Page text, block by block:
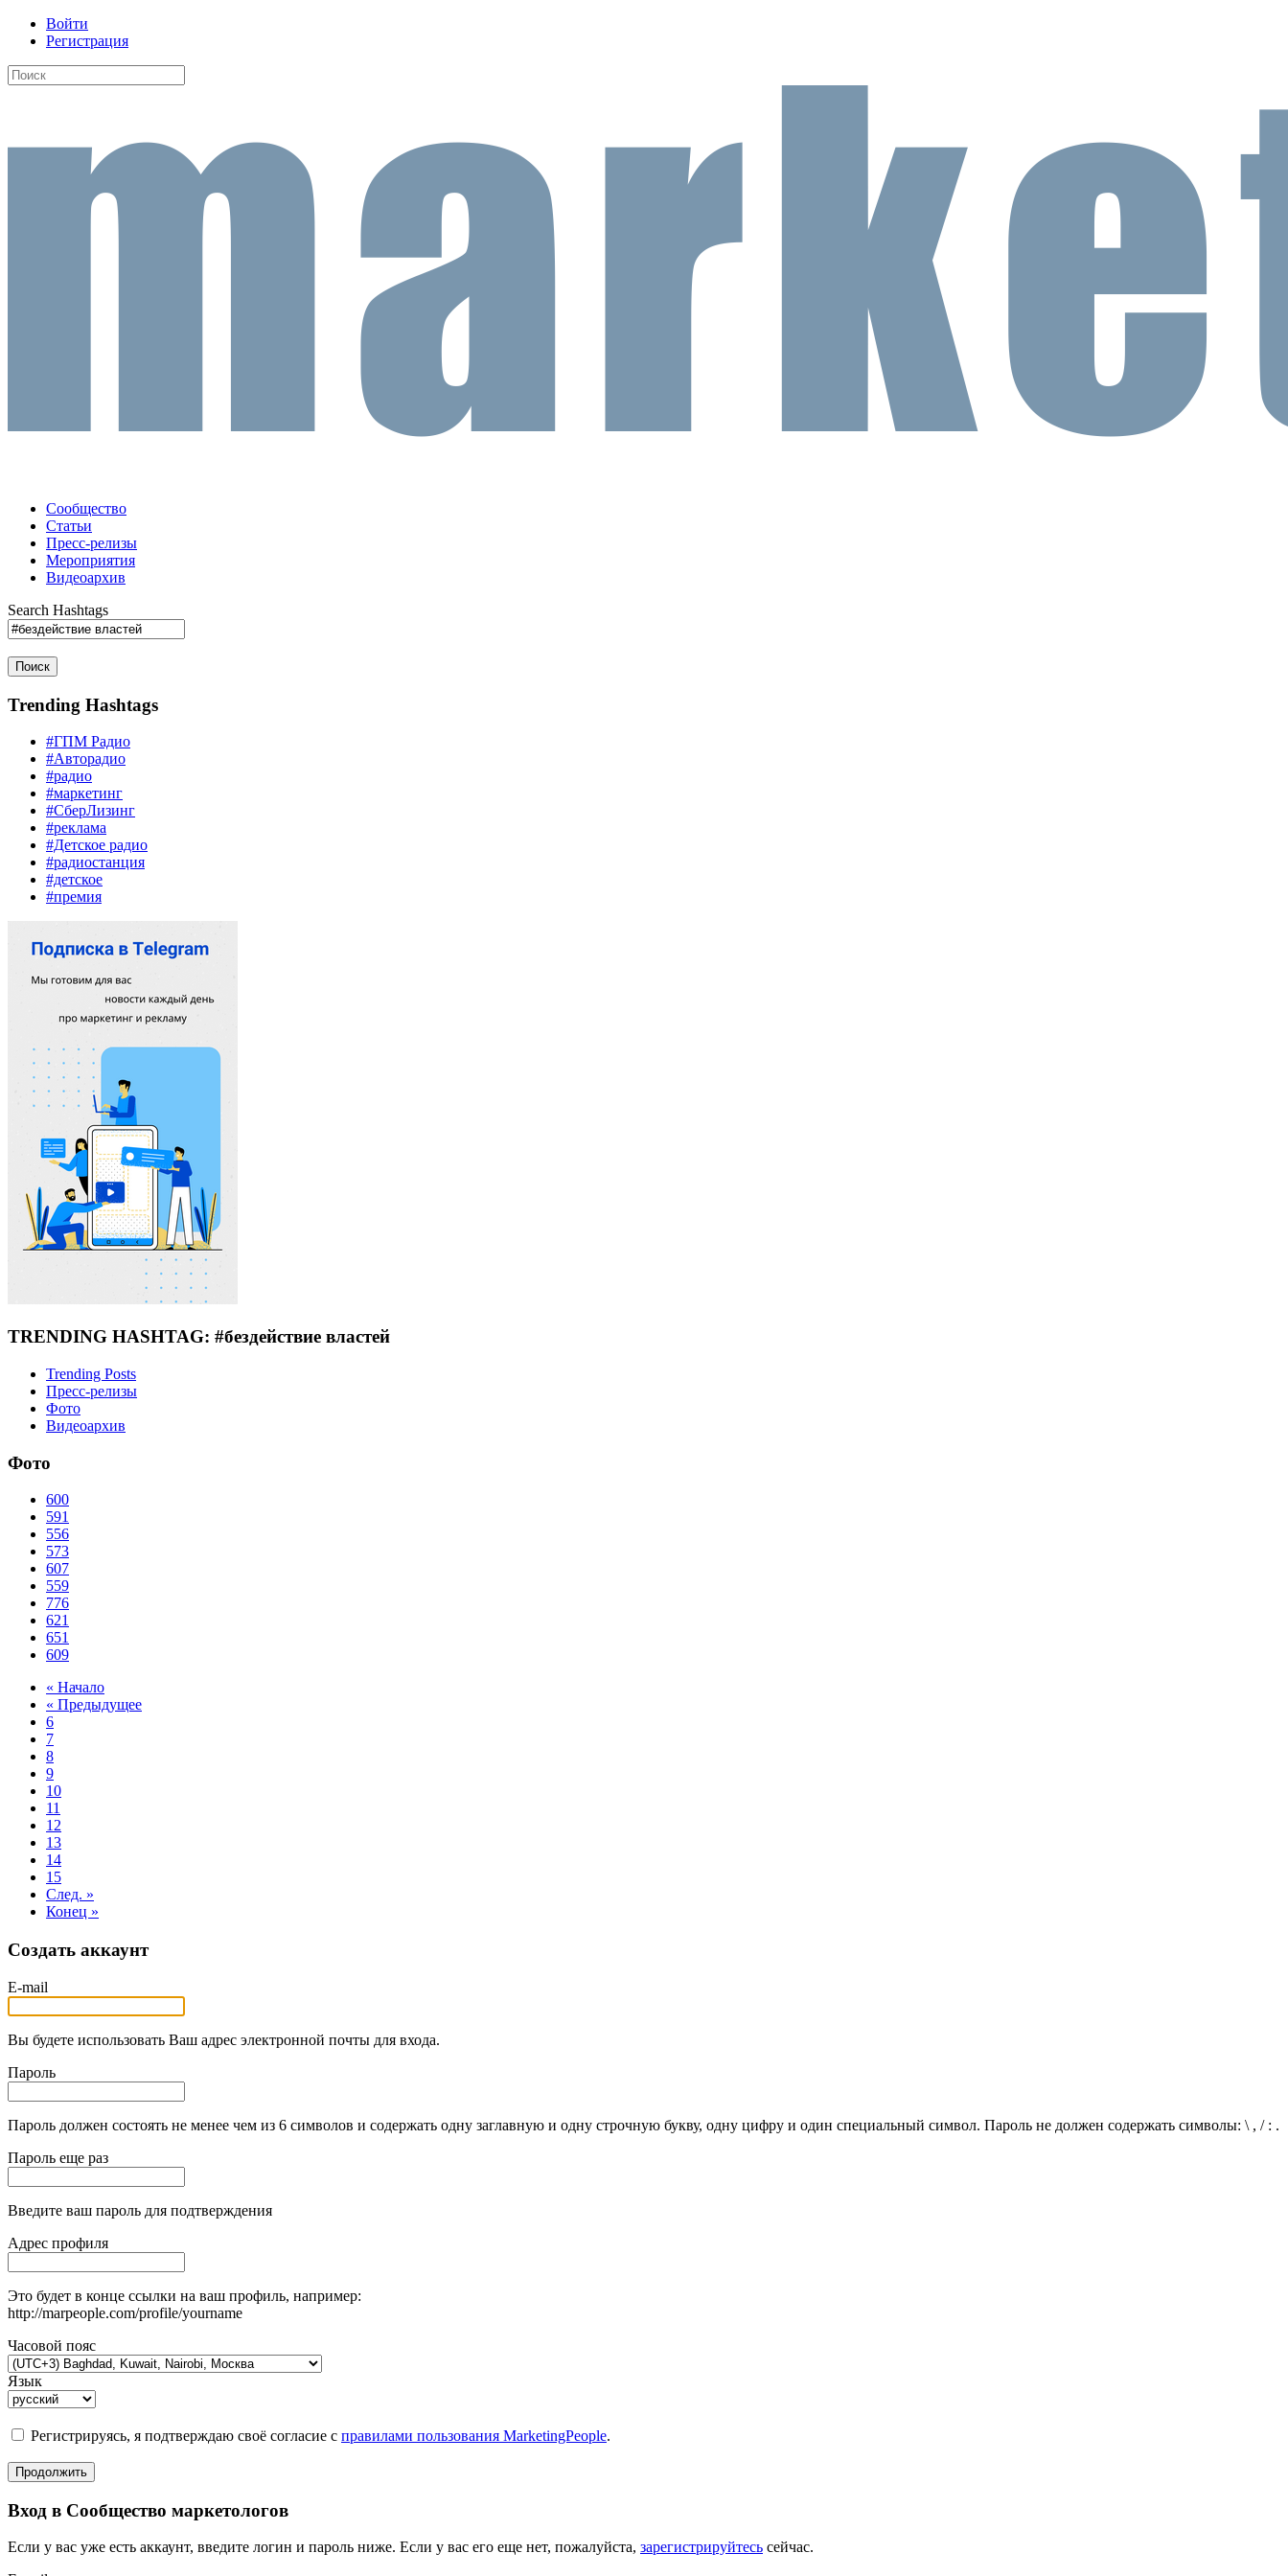
Войти
Регистрация
Сообщество
Статьи
Пресс-релизы
Мероприятия
Видеоархив
Search Hashtags
Поиск
Trending Hashtags
#ГПМ Радио
#Авторадио
#радио
#маркетинг
#СберЛизинг
#реклама
#Детское радио
#радиостанция
#детское
#премия
TRENDING HASHTAG: #бездействие властей
Trending Posts
Пресс-релизы
Фото
Видеоархив
Фото
600
591
556
573
607
559
776
621
651
609
« Начало
« Предыдущее
6
7
8
9
10
11
12
13
14
15
След. »
Конец »
Создать аккаунт
E-mail
Вы будете использовать Ваш адрес электронной почты для входа.
Пароль
Пароль должен состоять не менее чем из 6 символов и содержать одну заглавную и одну строчную букву, одну цифру и один специальный символ. Пароль не должен содержать символы: \ , / : .
Пароль еще раз
Введите ваш пароль для подтверждения
Адрес профиля
Это будет в конце ссылки на ваш профиль, например:
http://marpeople.com/profile/yourname
Часовой пояс
Язык
Регистрируясь, я подтверждаю своё согласие с правилами пользования MarketingPeople.
Продолжить
Вход в Сообщество маркетологов
Если у вас уже есть аккаунт, введите логин и пароль ниже. Если у вас его еще нет, пожалуйста, зарегистрируйтесь сейчас.